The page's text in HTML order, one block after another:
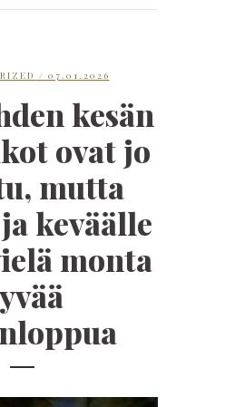
/ 07.01.2026
kesän
ovat jo
mutta
keväälle
monta